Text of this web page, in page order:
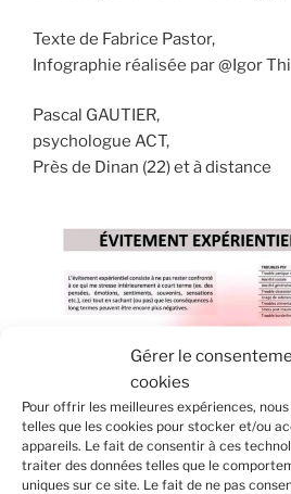
Gérer le
cookies
Pour offrir les meilleures expériences,
telles que les cookies pour stocker et/ou
appareils. Le fait de consentir à ces
traiter des données telles que le
uniques sur ce site. Le fait de ne pas
Texte de Fabrice Pastor,
Infographie réalisée par @Igor
Pascal GAUTIER,
psychologue ACT,
Près de Dinan (22) et à distance